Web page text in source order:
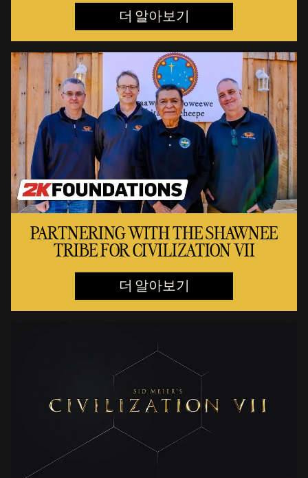
더 알아보기
PARTNERING WITH THE SHAWNEE
TRIBE FOR CIVILIZATION VII
더 알아보기